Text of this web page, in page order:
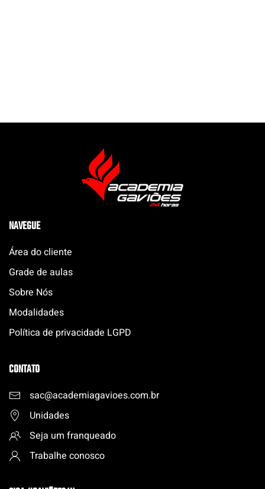
NAVEGUE
Área do cliente
Grade de aulas
Sobre Nós
Modalidades
Política de privacidade LGPD
CONTATO
sac@academiagavioes.com.br
Unidades
Seja um franqueado
Trabalhe conosco